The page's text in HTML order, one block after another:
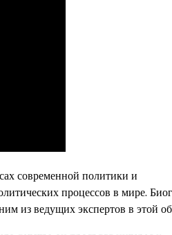
современной политики и
процессов в мире.
из ведущих экспертов в этой